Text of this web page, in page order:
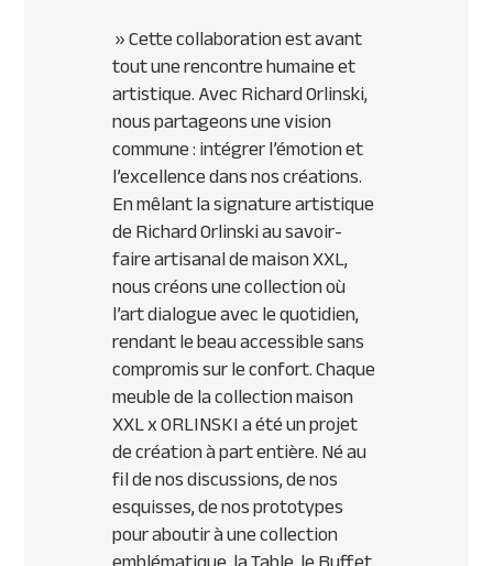
»Cette collaboration est avant
tout une rencontre humaine et
artistique. Avec Richard Orlinski,
nous partageons une vision
commune : intégrer l’émotion et
l’excellence dans nos créations.
En mêlant la signature artistique
de Richard Orlinski au savoir-
faire artisanal de maison XXL,
nous créons une collection où
l’art dialogue avec le quotidien,
rendant le beau accessible sans
compromis sur le confort. Chaque
meuble de la collection maison
XXL x ORLINSKI a été un projet
de création à part entière. Né au
fil de nos discussions, de nos
esquisses, de nos prototypes
pour aboutir à une collection